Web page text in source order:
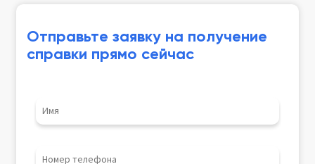
Отправьте заявку на получение
справки прямо сейчас